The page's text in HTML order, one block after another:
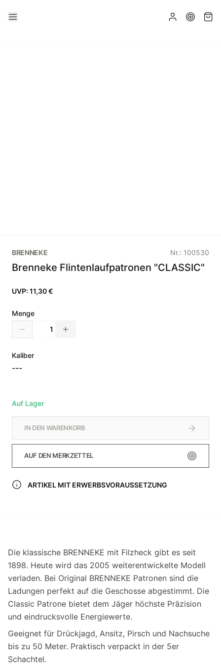
BRENNEKE Nr.: 100530
Brenneke Flintenlaufpatronen "CLASSIC"
UVP: 11,30 €
Menge
Kaliber
---
Auf Lager
IN DEN WARENKORB
AUF DEN MERKZETTEL
ARTIKEL MIT ERWERBSVORAUSSETZUNG
Die klassische BRENNEKE mit Filzheck gibt es seit
1898. Heute wird das 2005 weiterentwickelte Modell
verladen. Bei Original BRENNEKE Patronen sind die
Ladungen perfekt auf die Geschosse abgestimmt. Die
Classic Patrone bietet dem Jäger höchste Präzision
und eindrucks­volle Energiewerte.
Geeignet für Drückjagd, Ansitz, Pirsch und Nachsuche
bis zu 50 Meter. Praktisch verpackt in der 5er
Schachtel.